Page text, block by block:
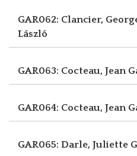
GAR062: Clancier,
László
GAR063: Cocteau, Jean
GAR064: Cocteau, Jean
GAR065: Darle, Juliette